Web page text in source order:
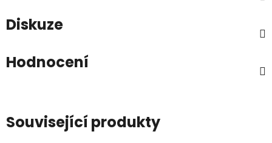
Diskuze
Hodnocení
Související produkty